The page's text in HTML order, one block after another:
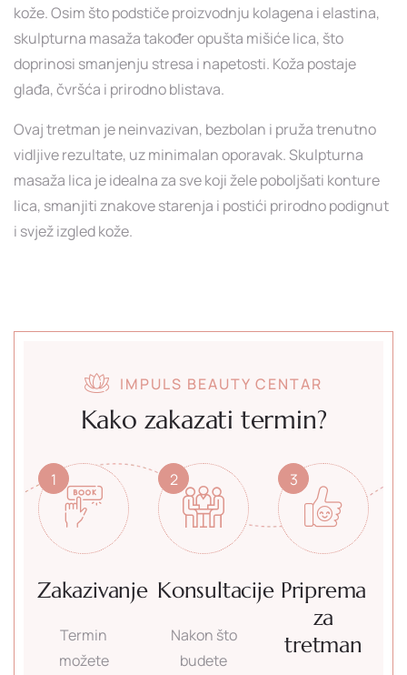
kože. Osim što podstiče proizvodnju kolagena i elastina,
skulpturna masaža također opušta mišiće lica, što
doprinosi smanjenju stresa i napetosti. Koža postaje
glađa, čvršća i prirodno blistava.
Ovaj tretman je neinvazivan, bezbolan i pruža trenutno
vidljive rezultate, uz minimalan oporavak. Skulpturna
masaža lica je idealna za sve koji žele poboljšati konture
lica, smanjiti znakove starenja i postići prirodno podignut
i svjež izgled kože.
IMPULS BEAUTY CENTAR
Kako zakazati termin?
1
Zakazivanje
Termin
možete
2
Konsultacije
Nakon što
budete
3
Priprema
za
tretman